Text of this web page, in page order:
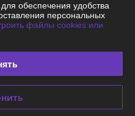
обеспечения удобства
персональных
файлы cookies или